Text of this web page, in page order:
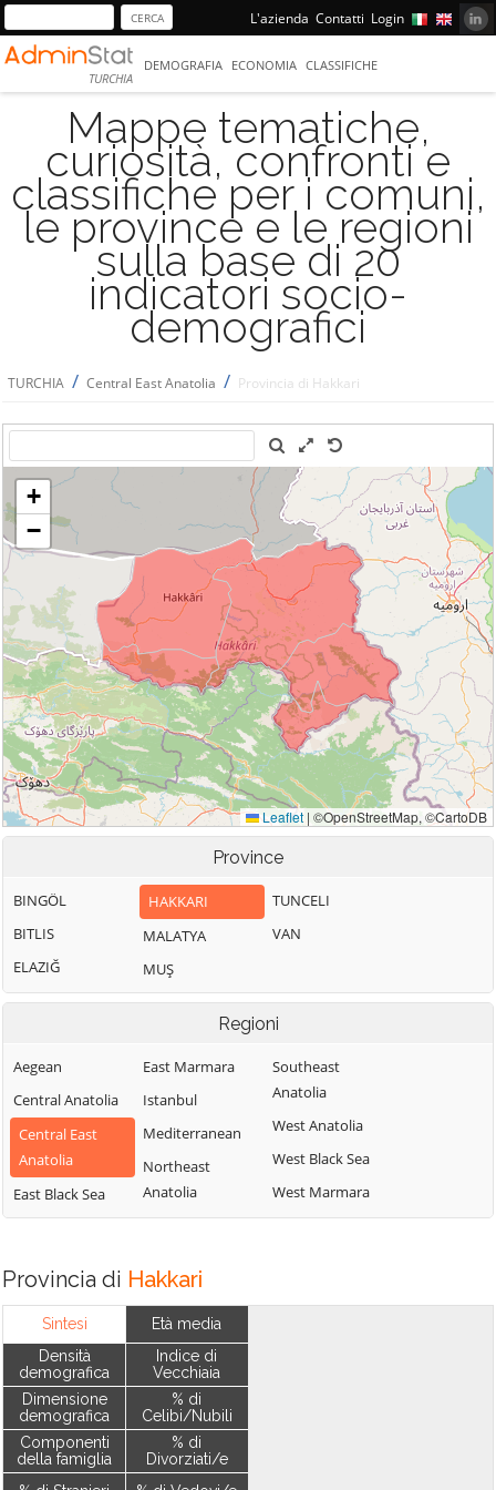
L'azienda Contatti Login
TURCHIA
DEMOGRAFIA ECONOMIA CLASSIFICHE
Mappe tematiche,
curiosità, confronti e
classifiche per i comuni,
le province e le regioni
sulla base di 20
indicatori socio-
demografici
TURCHIA / Central East Anatolia / Provincia di Hakkari
Province
BINGÖL
BITLIS
ELAZIĞ
HAKKARI
MALATYA
MUŞ
TUNCELI
VAN
Regioni
Aegean
Central Anatolia
Central East
Anatolia
East Black Sea
East Marmara
Istanbul
Mediterranean
Northeast
Anatolia
Southeast
Anatolia
West Anatolia
West Black Sea
West Marmara
Provincia di Hakkari
Sintesi
Densità
demografica
Dimensione
demografica
Componenti
della famiglia
Età media
Indice di
Vecchiaia
% di
Celibi/Nubili
% di
Divorziati/e